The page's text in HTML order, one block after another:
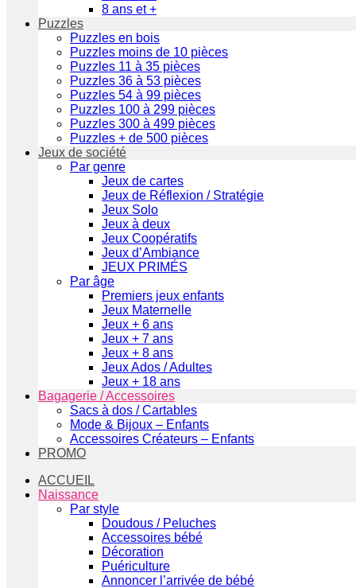
8 ans et +
Puzzles
Puzzles en bois
Puzzles moins de 10 pièces
Puzzles 11 à 35 pièces
Puzzles 36 à 53 pièces
Puzzles 54 à 99 pièces
Puzzles 100 à 299 pièces
Puzzles 300 à 499 pièces
Puzzles + de 500 pièces
Jeux de société
Par genre
Jeux de cartes
Jeux de Réflexion / Stratégie
Jeux Solo
Jeux à deux
Jeux Coopératifs
Jeux d’Ambiance
JEUX PRIMÉS
Par âge
Premiers jeux enfants
Jeux Maternelle
Jeux + 6 ans
Jeux + 7 ans
Jeux + 8 ans
Jeux Ados / Adultes
Jeux + 18 ans
Bagagerie / Accessoires
Sacs à dos / Cartables
Mode & Bijoux – Enfants
Accessoires Créateurs – Enfants
PROMO
ACCUEIL
Naissance
Par style
Doudous / Peluches
Accessoires bébé
Décoration
Puériculture
Annoncer l’arrivée de bébé